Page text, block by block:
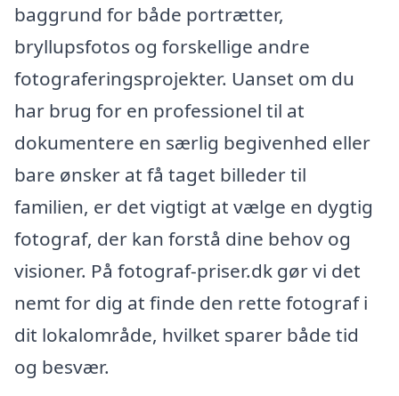
baggrund for både portrætter,
bryllupsfotos og forskellige andre
fotograferingsprojekter. Uanset om du
har brug for en professionel til at
dokumentere en særlig begivenhed eller
bare ønsker at få taget billeder til
familien, er det vigtigt at vælge en dygtig
fotograf, der kan forstå dine behov og
visioner. På fotograf-priser.dk gør vi det
nemt for dig at finde den rette fotograf i
dit lokalområde, hvilket sparer både tid
og besvær.